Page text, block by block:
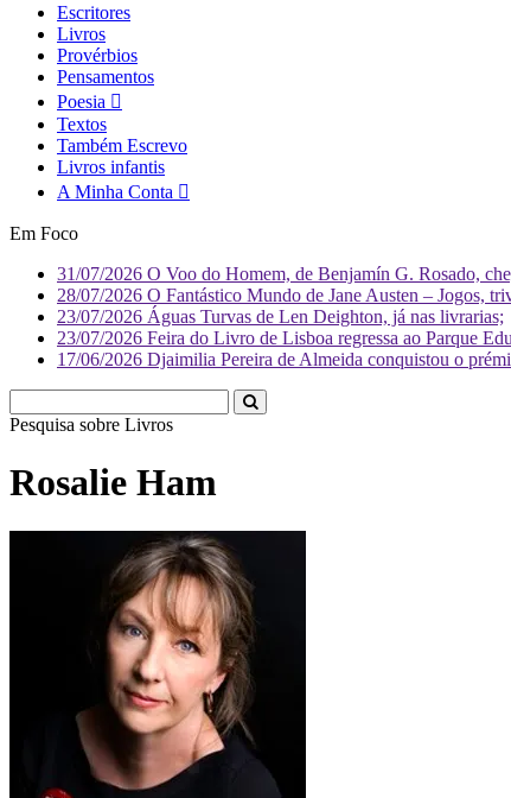
Escritores
Livros
Provérbios
Pensamentos
Poesia
Textos
Também Escrevo
Livros infantis
A Minha Conta
Em Foco
31/07/2026 O Voo do Homem, de Benjamín G. Rosado,
28/07/2026 O Fantástico Mundo de Jane Austen – Jogos,
23/07/2026 Águas Turvas de Len Deighton, já nas livrarias;
23/07/2026 Feira do Livro de Lisboa regressa ao Parque
17/06/2026 Djaimilia Pereira de Almeida conquistou o
Pesquisa sobre L
Rosalie Ham